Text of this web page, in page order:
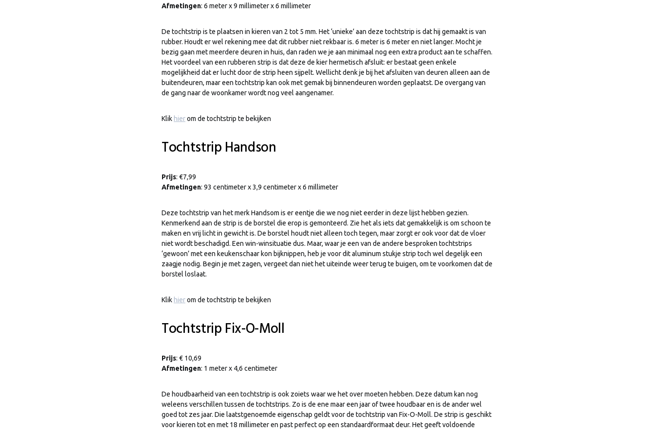
Afmetingen: 6 meter x 9 millimeter x 6 millimeter
De tochtstrip is te plaatsen in kieren van 2 tot 5 mm. Het ‘unieke’ aan deze tochtstrip is dat hij gemaakt is van
rubber. Houdt er wel rekening mee dat dit rubber niet rekbaar is. 6 meter is 6 meter en niet langer. Mocht je
bezig gaan met meerdere deuren in huis, dan raden we je aan minimaal nog een extra product aan te schaffen.
Het voordeel van een rubberen strip is dat deze de kier hermetisch afsluit: er bestaat geen enkele
mogelijkheid dat er lucht door de strip heen sijpelt. Wellicht denk je bij het afsluiten van deuren alleen aan de
buitendeuren, maar een tochtstrip kan ook met gemak bij binnendeuren worden geplaatst. De overgang van
de gang naar de woonkamer wordt nog veel aangenamer.
Klik hierom de tochtstrip te bekijken
Tochtstrip Handson
Prijs: €7,99
Afmetingen: 93 centimeter x 3,9 centimeter x 6 millimeter
Deze tochtstrip van het merk Handsom is er eentje die we nog niet eerder in deze lijst hebben gezien.
Kenmerkend aan de strip is de borstel die erop is gemonteerd. Zie het als iets dat gemakkelijk is om schoon te
maken en vrij licht in gewicht is. De borstel houdt niet alleen toch tegen, maar zorgt er ook voor dat de vloer
niet wordt beschadigd. Een win-winsituatie dus. Maar, waar je een van de andere besproken tochtstrips
‘gewoon’ met een keukenschaar kon bijknippen, heb je voor dit aluminum stukje strip toch wel degelijk een
zaagje nodig. Begin je met zagen, vergeet dan niet het uiteinde weer terug te buigen, om te voorkomen dat de
borstel loslaat.
Klik hierom de tochtstrip te bekijken
Tochtstrip Fix-O-Moll
Prijs: € 10,69
Afmetingen: 1 meter x 4,6 centimeter
De houdbaarheid van een tochtstrip is ook zoiets waar we het over moeten hebben. Deze datum kan nog
weleens verschillen tussen de tochtstrips. Zo is de ene maar een jaar of twee houdbaar en is de ander wel
goed tot zes jaar. Die laatstgenoemde eigenschap geldt voor de tochtstrip van Fix-O-Moll. De strip is geschikt
voor kieren tot en met 18 millimeter en past perfect op een standaardformaat deur. Het geeft voldoende